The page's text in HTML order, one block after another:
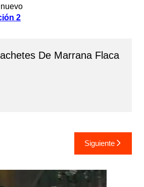
2
De Marrana Flaca
Siguiente